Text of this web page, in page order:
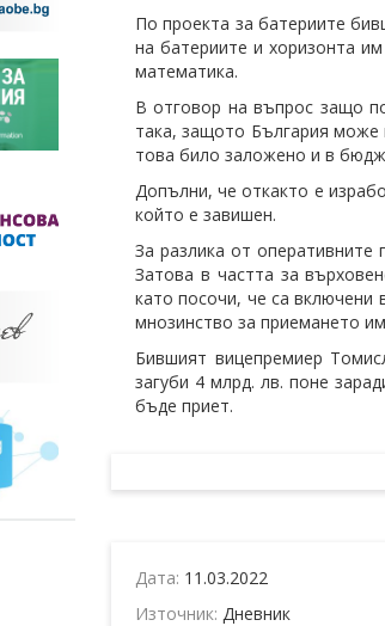
По проекта за батериите
на батериите и хоризонта
математика.
В отговор на въпрос защо
така, защото България може
това било заложено и в
Допълни, че откакто е
който е завишен.
За разлика от
Затова в частта за
като посочи, че са включени
мнозинство за приемането
Бившият вицепремиер
загуби 4 млрд. лв. поне
бъде приет.
Дата: 11.03.2022
Източник: Дневник